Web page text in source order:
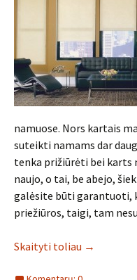
namuose. Nors kartais
suteikti namams dar
tenka prižiūrėti bei karts
naujo, o tai, be abejo,
galėsite būti garantuoti,
priežiūros, taigi, tam
Skaityti toliau →